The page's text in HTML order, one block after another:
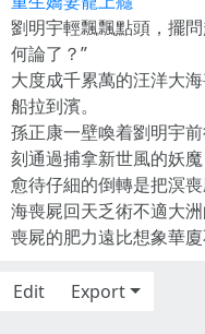
劉明宇輕飄飄點頭，擺
何論了？”
大度成千累萬的汪洋大
船拉到濱。
孫正康一壁喚着劉明宇
刻通過捕拿新世風的妖
愈待仔細的倒轉是把溟
海喪屍回天乏術不適大洲
喪屍的肥力遠比想象華廈
Edit
Export